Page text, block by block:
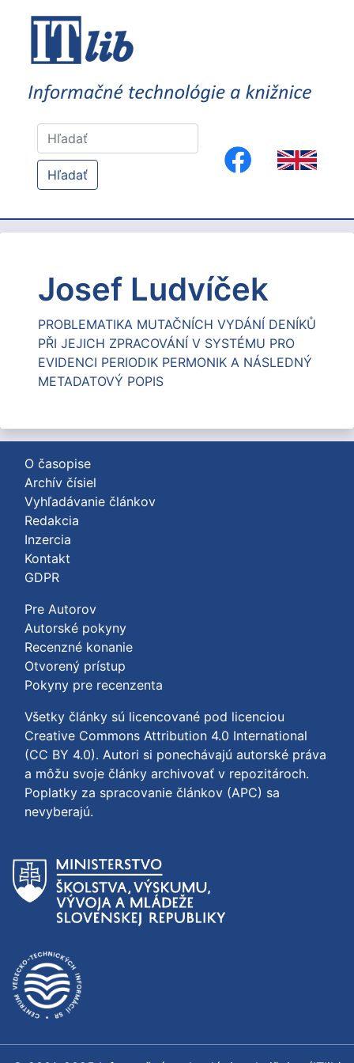
Hľadať
Josef Ludvíček
PROBLEMATIKA MUTAČNÍCH VYDÁNÍ DENÍKŮ
PŘI JEJICH ZPRACOVÁNÍ V SYSTÉMU PRO
EVIDENCI PERIODIK PERMONIK A NÁSLEDNÝ
METADATOVÝ POPIS
O časopise
Archív čísiel
Vyhľadávanie článkov
Redakcia
Inzercia
Kontakt
GDPR
Pre Autorov
Autorské pokyny
Recenzné konanie
Otvorený prístup
Pokyny pre recenzenta
Všetky články sú licencované pod licenciou
Creative Commons Attribution 4.0 International
(CC BY 4.0). Autori si ponechávajú autorské práva
a môžu svoje články archivovať v repozitároch.
Poplatky za spracovanie článkov (APC) sa
nevyberajú.